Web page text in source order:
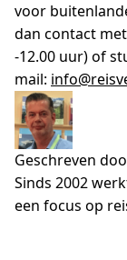
voor
dan contact
-12.00 uur) of
mail:
Geschreven
Sinds 2002
een focus op